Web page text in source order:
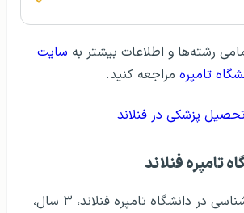
رشته‌ها و اطلاعات بیشتر به سایت
تامپره مراجعه کنید.
پزشکی در فنلاند
تامپره فنلاند
تحصیل مقطع کارشناسی در دانشگاه تامپره فنلاند، ۳ سال،